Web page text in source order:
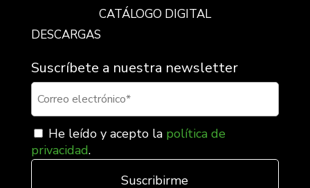
CATÁLOGO DIGITAL
DESCARGAS
Suscríbete a nuestra newsletter
He leído y acepto la política de
privacidad.